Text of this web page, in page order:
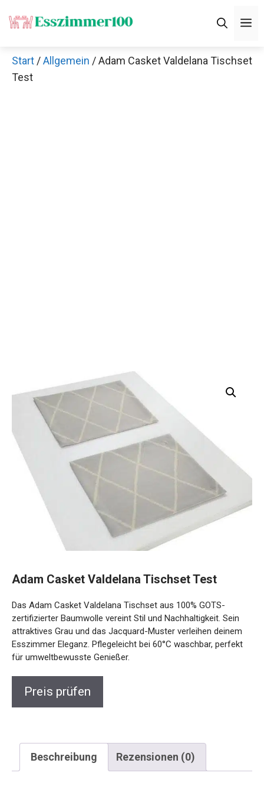
Inhalt
Start /Allgemein / Adam Casket Valdelana Tischset
Test
Adam Casket Valdelana Tischset Test
Das Adam Casket Valdelana Tischset aus 100% GOTS-
zertifizierter Baumwolle vereint Stil und Nachhaltigkeit. Sein
attraktives Grau und das Jacquard-Muster verleihen deinem
Esszimmer Eleganz. Pflegeleicht bei 60°C waschbar, perfekt
für umweltbewusste Genießer.
Preis prüfen
Beschreibung Rezensionen (0)